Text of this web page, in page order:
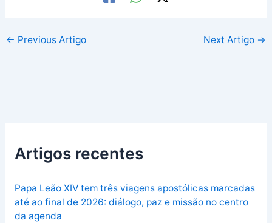
← Previous Artigo Next Artigo →
Artigos recentes
Papa Leão XIV tem três viagens apostólicas marcadas
até ao final de 2026: diálogo, paz e missão no centro
da agenda